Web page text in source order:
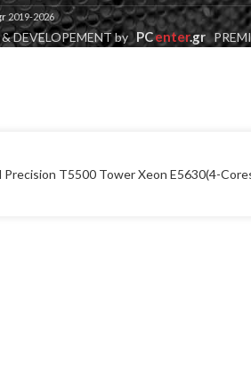
2019-2026
DEVELOPEMENT by PCenter.gr
Precision T5500 Tower Xeon E5630(4-